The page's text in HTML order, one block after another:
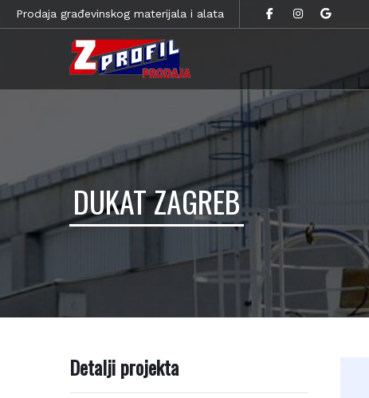
Prodaja građevinskog materijala i alata
DUKAT ZAGREB
Detalji projekta